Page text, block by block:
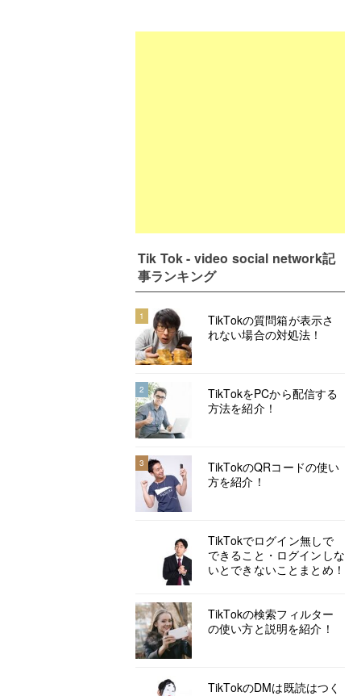
Tik Tok - video social network記
事ランキング
1
TikTokの質問箱が表示さ
れない場合の対処法！
2
TikTokをPCから配信する
方法を紹介！
3
TikTokのQRコードの使い
方を紹介！
TikTokでログイン無しで
できること・ログインしな
いとできないことまとめ！
TikTokの検索フィルター
の使い方と説明を紹介！
TikTokのDMは既読はつく